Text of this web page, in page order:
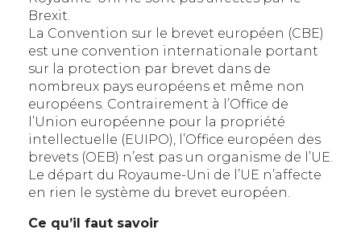
Brexit.
La Convention sur le brevet européen (CBE)
est une convention internationale portant
sur la protection par brevet dans de
nombreux pays européens et même non
européens. Contrairement à l’Office de
l’Union européenne pour la propriété
intellectuelle (EUIPO), l’Office européen des
brevets (OEB) n’est pas un organisme de l’UE.
Le départ du Royaume-Uni de l’UE n’affecte
en rien le système du brevet européen.
Ce qu’il faut savoir